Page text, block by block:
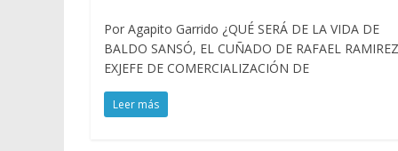
Por Agapito Garrido ¿QUÉ SERÁ DE LA VIDA DE
BALDO SANSÓ, EL CUÑADO DE RAFAEL
EXJEFE DE COMERCIALIZACIÓN DE
Leer más